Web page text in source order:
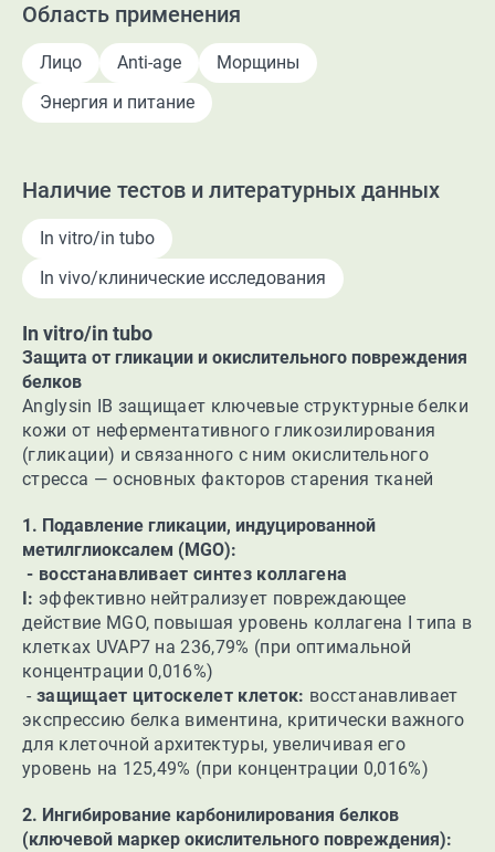
Область применения
Лицо Anti-age
Морщины
Энергия и питание
Наличие тестов и литературных данных
In vitro/in tubo
In vivo/клинические исследования
In vitro/in tubo
Защита от гликации и окислительного повреждения
белков
Anglysin IB защищает ключевые структурные белки
кожи от неферментативного гликозилирования
(гликации) и связанного с ним окислительного
стресса — основных факторов старения тканей
1. Подавление гликации, индуцированной
метилглиоксалем (MGO):
- восстанавливает синтез коллагена
I: эффективно нейтрализует повреждающее
действие MGO, повышая уровень коллагена I типа в
клетках UVAP7 на 236,79% (при оптимальной
концентрации 0,016%)
- защищает цитоскелет клеток: восстанавливает
экспрессию белка виментина, критически важного
для клеточной архитектуры, увеличивая его
уровень на 125,49% (при концентрации 0,016%)
2. Ингибирование карбонилирования белков
(ключевой маркер окислительного повреждения):